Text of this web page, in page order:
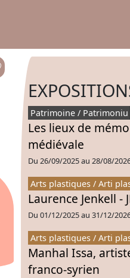
Patrimoine / Patrimoniu
Les lieux de
médiévale
Du 26/09/2025 au 28/08/
Arts plastiques / Arti
Laurence Jenkell -
Du 01/12/2025 au 31/12/
Arts plastiques / Arti
Manhal Issa,
franco-syrien